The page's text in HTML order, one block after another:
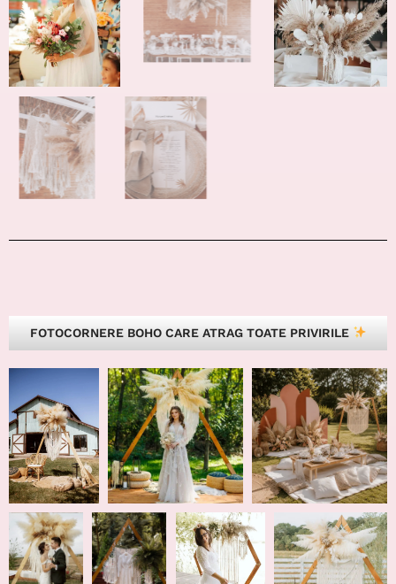
FOTOCORNERE BOHO CARE ATRAG TOATE PRIVIRILE